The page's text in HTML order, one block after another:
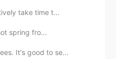
2019.11.21 08:54
take time t...
spring fro...
It's good to se...